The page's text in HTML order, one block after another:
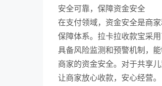
安全可靠，保障资金安全
在支付领域，资金安全是商
保障体系。拉卡拉收款宝采
具备风险监测和预警机制，
商家的资金安全。对于共享
让商家放心收款，安心经营。